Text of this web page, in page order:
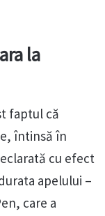
la
faptul că
întinsă în
cu efect
apelului –
care a